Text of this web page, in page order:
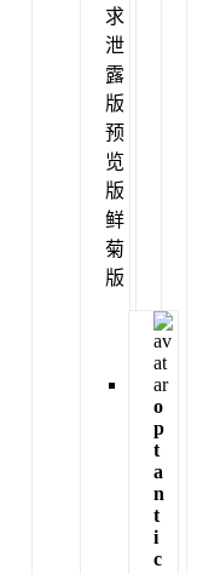
求
泄
露
版
预
览
版
鲜
菊
版
o
p
t
a
n
t
i
c